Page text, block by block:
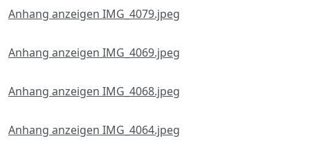
Anhang anzeigen IMG_4079.jpeg
Anhang anzeigen IMG_4069.jpeg
Anhang anzeigen IMG_4068.jpeg
Anhang anzeigen IMG_4064.jpeg